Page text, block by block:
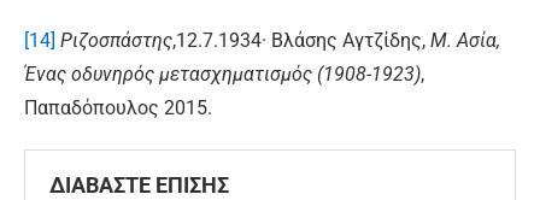
[14] Ριζοσπάστης,12.7.1934· Βλάσης Αγτζίδης, Μ. Ασία,
Ένας οδυνηρός μετασχηματισμός (1908-1923),
Παπαδόπουλος 2015.
ΔΙΑΒΑΣΤΕ ΕΠΙΣΗΣ